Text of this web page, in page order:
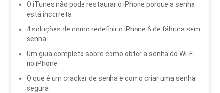
O iTunes não pode restaurar o iPhone porque a senha
está incorreta
4 soluções de como redefinir o iPhone 6 de fábrica sem
senha
Um guia completo sobre como obter a senha do Wi-Fi
no iPhone
O que é um cracker de senha e como criar uma senha
segura